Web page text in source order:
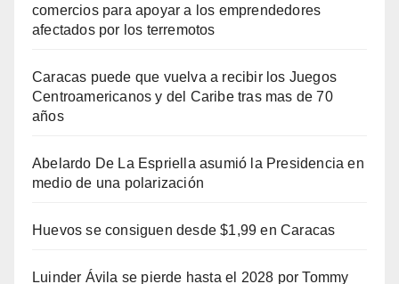
comercios para apoyar a los emprendedores
afectados por los terremotos
Caracas puede que vuelva a recibir los Juegos
Centroamericanos y del Caribe tras mas de 70
años
Abelardo De La Espriella asumió la Presidencia en
medio de una polarización
Huevos se consiguen desde $1,99 en Caracas
Luinder Ávila se pierde hasta el 2028 por Tommy